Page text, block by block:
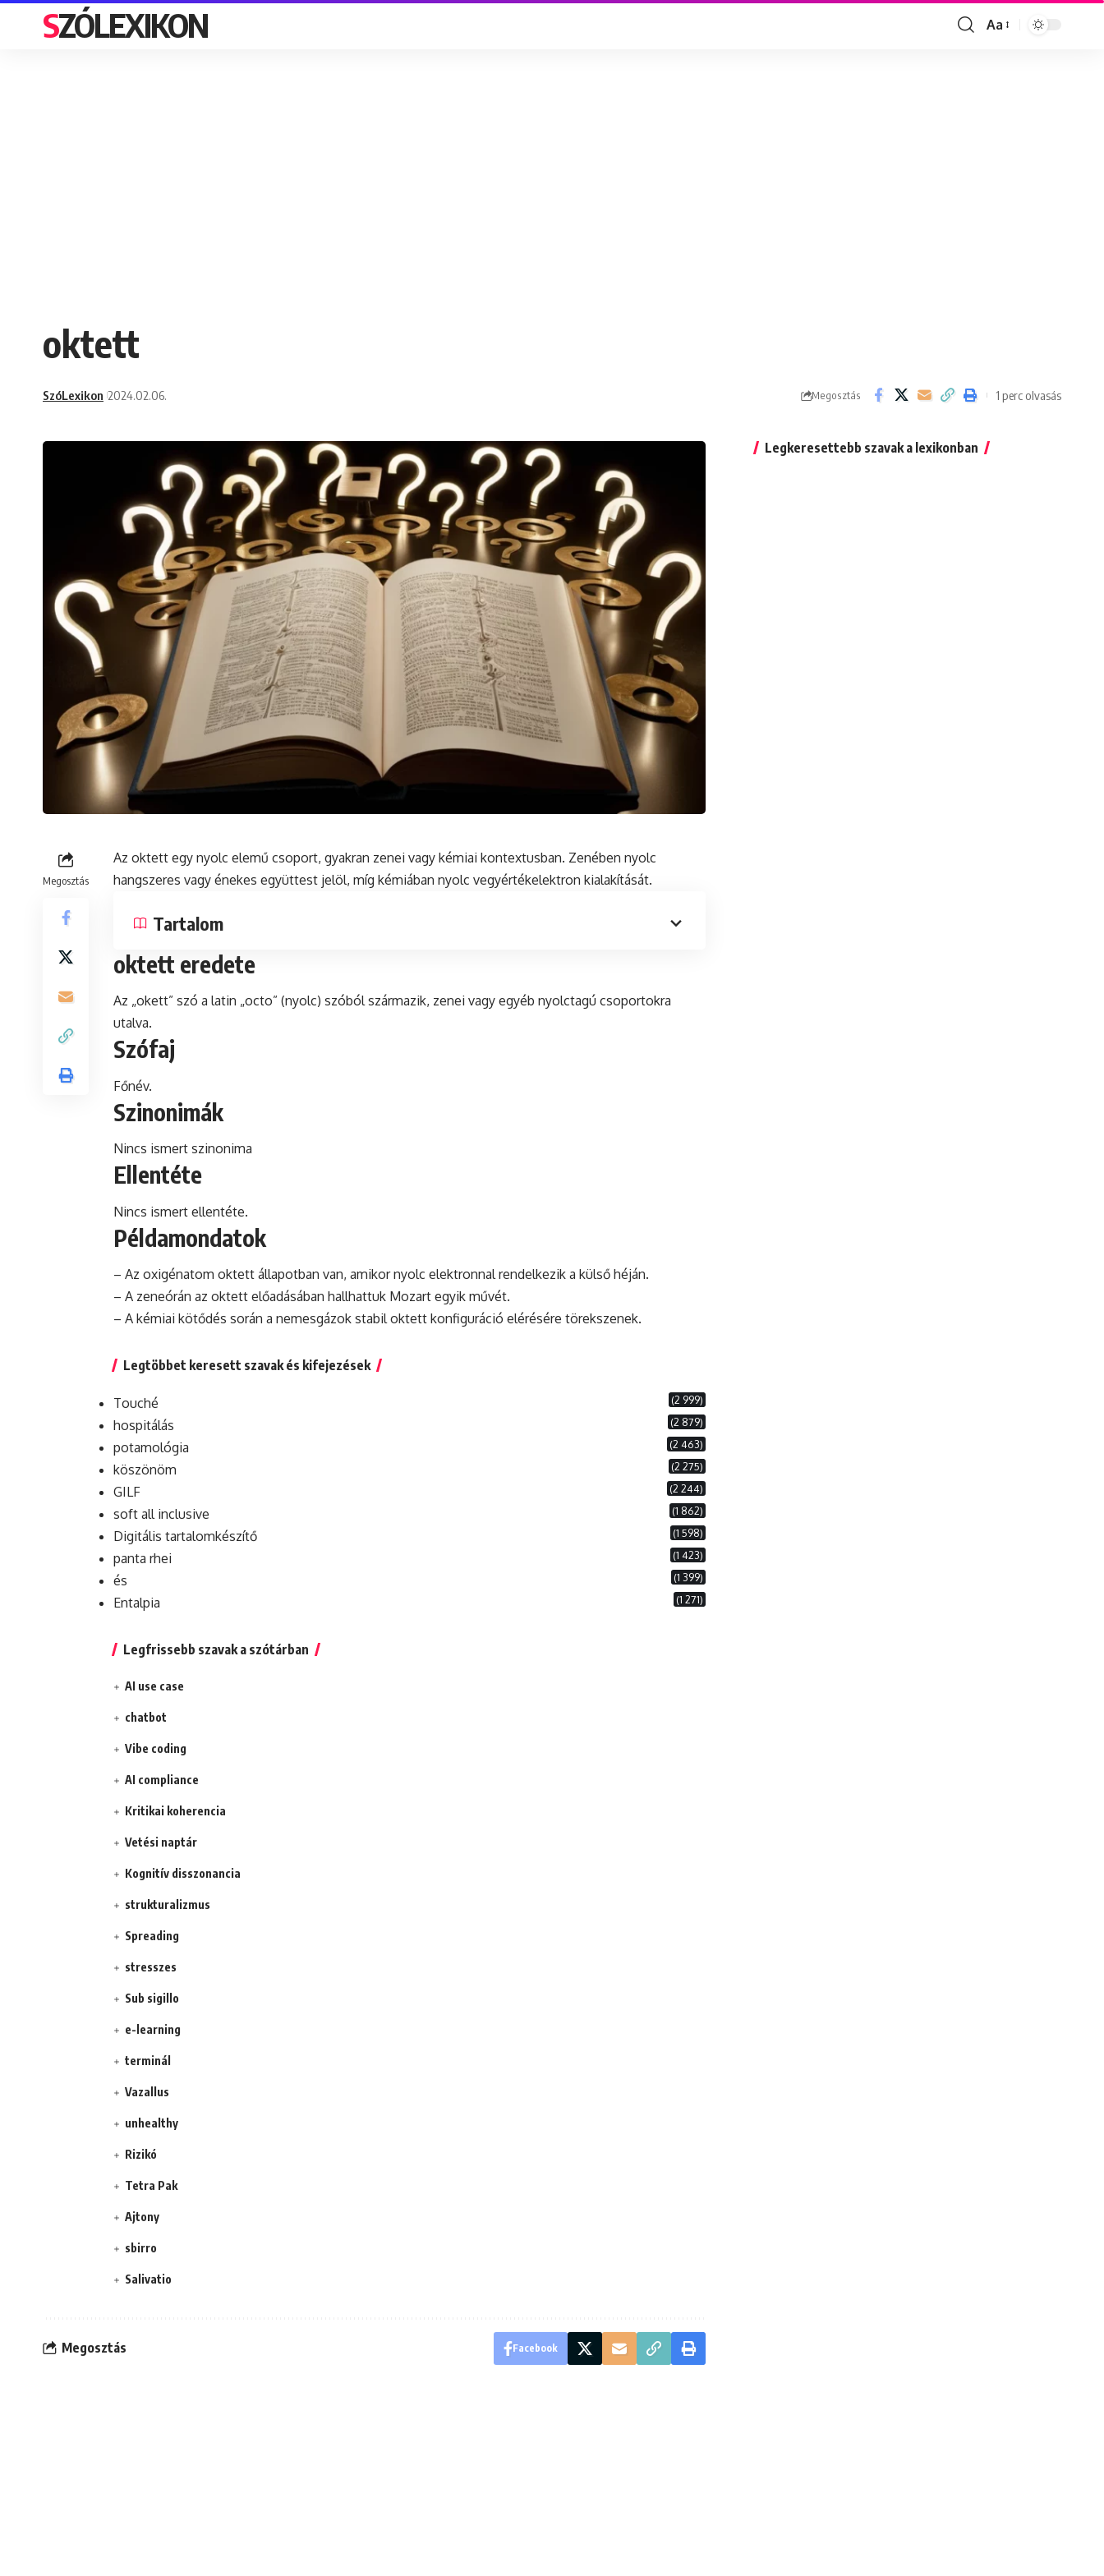
SZÓLEXIKON
Font
Aa
oktett
SzóLexikon 2024.02.06. Megosztás 1 perc olvasás
Megosztás
Az oktett egy nyolc elemű csoport, gyakran zenei vagy kémiai kontextusban. Zenében nyolc
hangszeres vagy énekes együttest jelöl, míg kémiában nyolc vegyértékelektron kialakítását.
Tartalom
oktett eredete
Az „okett” szó a latin „octo” (nyolc) szóból származik, zenei vagy egyéb nyolctagú csoportokra
utalva.
Szófaj
Főnév.
Szinonimák
Nincs ismert szinonima
Ellentéte
Nincs ismert ellentéte.
Példamondatok
– Az oxigénatom oktett állapotban van, amikor nyolc elektronnal rendelkezik a külső héján.
– A zeneórán az oktett előadásában hallhattuk Mozart egyik művét.
– A kémiai kötődés során a nemesgázok stabil oktett konfiguráció elérésére törekszenek.
Legtöbbet keresett szavak és kifejezések
Touché (2 999)
hospitálás (2 879)
potamológia (2 463)
köszönöm (2 275)
GILF (2 244)
soft all inclusive (1 862)
Digitális tartalomkészítő (1 598)
panta rhei (1 423)
és (1 399)
Entalpia (1 271)
Legfrissebb szavak a szótárban
AI use case
chatbot
Vibe coding
AI compliance
Kritikai koherencia
Vetési naptár
Kognitív disszonancia
strukturalizmus
Spreading
stresszes
Sub sigillo
e-learning
terminál
Vazallus
unhealthy
Rizikó
Tetra Pak
Ajtony
sbirro
Salivatio
Megosztás Facebook
Legkeresettebb szavak a lexikonban